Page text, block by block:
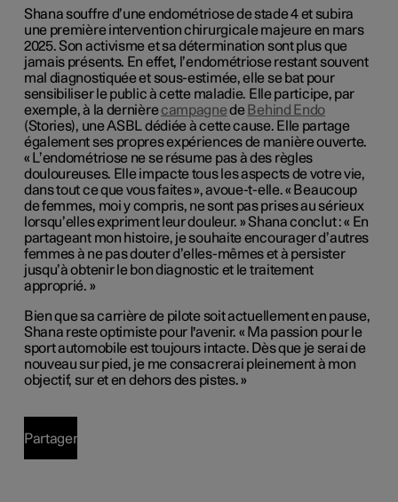
Shana souffre d’une endométriose de stade 4 et subira
une première intervention chirurgicale majeure en mars
2025. Son activisme et sa détermination sont plus que
jamais présents. En effet, l’endométriose restant souvent
mal diagnostiquée et sous-estimée, elle se bat pour
sensibiliser le public à cette maladie. Elle participe, par
exemple, à la dernièrecampagnede Behind Endo
(Stories), une ASBL dédiée à cette cause. Elle partage
également ses propres expériences de manière ouverte.
« L’endométriose ne se résume pas à des règles
douloureuses. Elle impacte tous les aspects de votre vie,
dans tout ce que vous faites », avoue-t-elle. « Beaucoup
de femmes, moi y compris, ne sont pas prises au sérieux
lorsqu’elles expriment leur douleur. » Shana conclut : « En
partageant mon histoire, je souhaite encourager d’autres
femmes à ne pas douter d’elles-mêmes et à persister
jusqu’à obtenir le bon diagnostic et le traitement
approprié. »
Bien que sa carrière de pilote soit actuellement en pause,
Shana reste optimiste pour l'avenir. « Ma passion pour le
sport automobile est toujours intacte. Dès que je serai de
nouveau sur pied, je me consacrerai pleinement à mon
objectif, sur et en dehors des pistes. »
Partager